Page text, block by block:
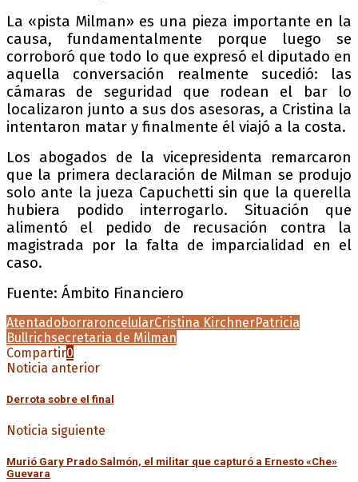
La «pista Milman» es una pieza importante en la
causa, fundamentalmente porque luego se
corroboró que todo lo que expresó el diputado en
aquella conversación realmente sucedió: las
cámaras de seguridad que rodean el bar lo
localizaron junto a sus dos asesoras, a Cristina la
intentaron matar y finalmente él viajó a la costa.
Los abogados de la vicepresidenta remarcaron
que la primera declaración de Milman se produjo
solo ante la jueza Capuchetti sin que la querella
hubiera podido interrogarlo. Situación que
alimentó el pedido de recusación contra la
magistrada por la falta de imparcialidad en el
caso.
Fuente: Ámbito Financiero
AtentadoborraroncelularCristina KirchnerPatricia
Bullrichsecretaria de Milman
Compartir0
Noticia anterior
Derrota sobre el final
Noticia siguiente
Murió Gary Prado Salmón, el militar que capturó a Ernesto «Che»
Guevara